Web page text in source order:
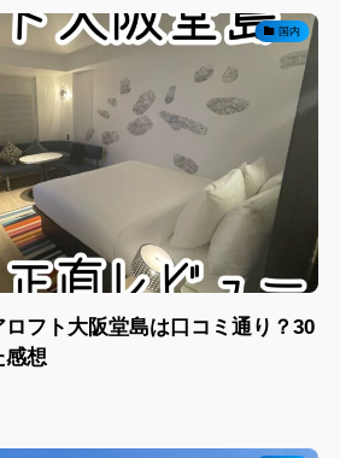
国内
ロフト大阪堂島は口コミ通り？30
感想